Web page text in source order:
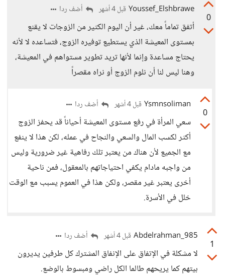
0
Youssef_Elshbrawe قبل 4 أشهر أضف ردا
أتفق تماماً معك، غير أن اليوم الكثير من الزوجات لا يقنع
بمستوى المعيشة الذي يستطيع توفيره الزوج، فتساعده لا لأنه
يحتاج مساعدة وإنما لأنها تريد تطوير مستواهم في المعيشة،
وهنا ليس لنا أن نلوم الزوج أو نراه مقصراً
0
Ysmnsoliman قبل 4 أشهر أضف ردا
سعي المرأة في رفع مستوى المعيشة أحياناً قد يحفز الزوج
أكثر لكسب المال والسعي والنجاح في عمله، لكن هذا لا ينفع
مع الجميع لأن هناك من يعتبر تلك رفاهية غير ضرورية وليس
من واجبه مادام يكفي احتياجاتهم بالمعقول، فمن ناحية
أخرى يعتبر غير مقصر، ولكن هذا في العموم يسبب مع الوقت
خلل في الأسرة.
1
Abdelrahman_985 قبل 4 أشهر أضف ردا
لا مشكلة في الإتفاق على الإنفاق المشترك كل طرفين يديرون
بيتهم كما يريحهم طالما الكل راضي ومبسوط بالوضع.